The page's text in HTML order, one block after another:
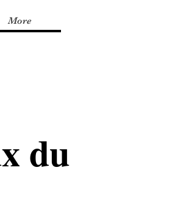
More
du